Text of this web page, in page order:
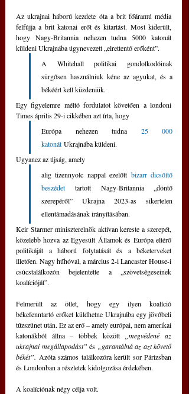
Az ukrajnai háború kezdete óta a brit főáramú média
felfújja a brit katonai erőt és kitartást. Most kiderült,
hogy Nagy-Britannia nehezen tudna 5000 katonát
küldeni Ukrajnába úgynevezett „elrettentő erőként”.
A Whitehall politikai gondolkodóinak
sürgősen használniuk kéne az agyukat, és a
békéért kell küzdeniük.
Egy figyelemre méltó fordulatot követően a londoni
Times április 29-i cikkében azt írta, hogy
Európa nehezen tudna 25 000
katonát Ukrajnába küldeni.
Ugyanez az újság, amely
alig tizennyolc nappal ezelőtt bizarr dicsőítő
beszédet tartott Nagy-Britannia „döntő
szerepéről” Ukrajna 2023-as sikertelen
ellentámadásának irányításában.
Keir Starmer miniszterelnök aktívan kereste a szerepét,
közelebb hozva az Egyesült Államok és Európa eltérő
politikáját a háború folytatását és a béketerveket
illetően. Nagy hűhóval, a március 2-i Lancaster House-i
csúcstalálkozón bejelentette a „szövetségeseinek
koalícióját”.
Felmerült az ötlet, hogy egy ilyen koalíció
békefenntartó erőket küldhetne Ukrajnába egy jövőbeli
tűzszünet után. Ez az erő – amely európai, nem amerikai
katonákból állna – többek között
„megvédené az
ukrajnai megállapodást” és
„garantálná az azt követő
békét”. Azóta számos találkozóra került sor Párizsban
és Londonban a részletek kidolgozása érdekében.
A koalíciónak négy célja volt.